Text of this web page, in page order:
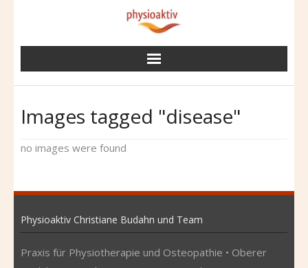
Images tagged "disease"
no images were found
Physioaktiv Christiane Budahn und Team
Praxis für Physiotherapie und Osteopathie • Oberer